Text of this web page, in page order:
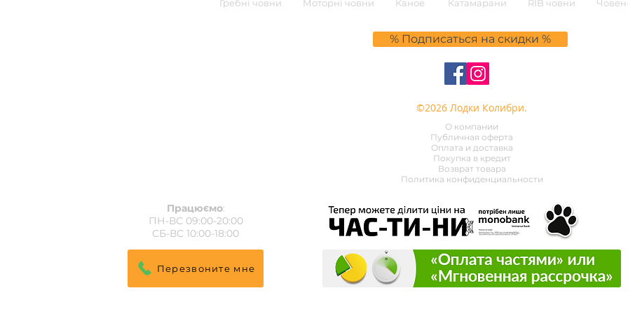
Гребні човни Моторні човни Каное Катамарани RIB човни
% Подписаться на скидки %
©2026 Лодки Колибри.
О компании
Публичная оферта
Оплата и доставка
Покупка в кредит
Возврат товара
Политика конфиденциальности
Працюємо:
ПН-ВС 09:00-20:00
СБ-ВС 10:00-18:00
Перезвоните мне